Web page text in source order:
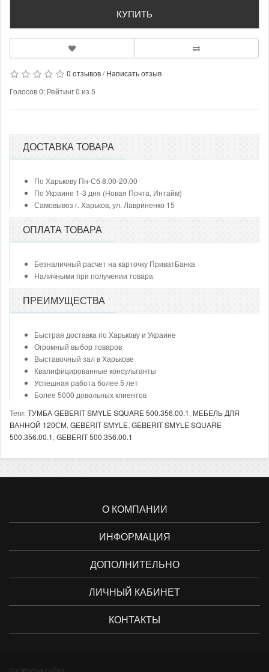
КУПИТЬ
0 отзывов/Написать отзыв
Голосов0; Рейтинг0 из 5
ДОСТАВКА ТОВАРА
По Харькову Пн-Сб 8.00-20.00
По Украине 1-3 дня (Новая Почта, Интайм)
Самовывоз г. Харьков, ул. Лавриненко 15
ОПЛАТА ТОВАРА
Безналичный расчет на карточку ПриватБанка
Наличными при получении товара
ПРЕИМУЩЕСТВА
Быстрая доставка по Харькову и Украине
Огромный выбор товаров
Выставочный зал в Харькове
Квалифицированные консультанты
Успешная работа более 5 лет
Более 5000 довольных клиентов
Теги:ТУМБА GEBERIT SMYLE SQUARE 500.356.00.1, МЕБЕЛЬ ДЛЯ
ВАННОЙ 120СМ, GEBERIT SMYLE, GEBERIT SMYLE SQUARE
500.356.00.1, GEBERIT 500.356.00.1
О КОМПАНИИ
ИНФОРМАЦИЯ
ДОПОЛНИТЕЛЬНО
ЛИЧНЫЙ КАБИНЕТ
КОНТАКТЫ
Раскрутка сайта